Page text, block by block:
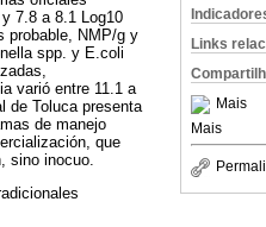
Links
Mais
Mais
7.8 a 8.1 Log10
probable, NMP/g y
spp. y E.coli
varió entre 11.1 a
de Toluca presenta
de manejo
que
sino inocuo.